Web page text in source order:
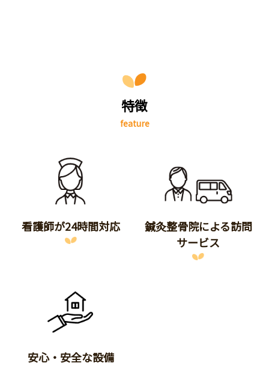
特徴
feature
看護師が24時間対応
鍼灸整骨院による訪問
サービス
安心・安全な設備